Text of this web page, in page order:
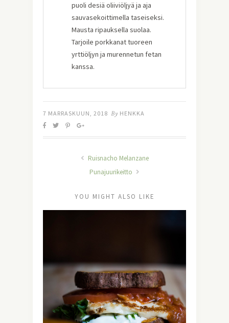
puoli desiä oliiviöljyä ja aja
sauvasekoittimella taseiseksi.
Mausta ripauksella suolaa.
Tarjoile porkkanat tuoreen
yrttiöljyn ja murennetun fetan
kanssa.
7 MARRASKUUN, 2018 By HENKKA
Ruisnacho Melanzane
Punajuurikeitto
YOU MIGHT ALSO LIKE